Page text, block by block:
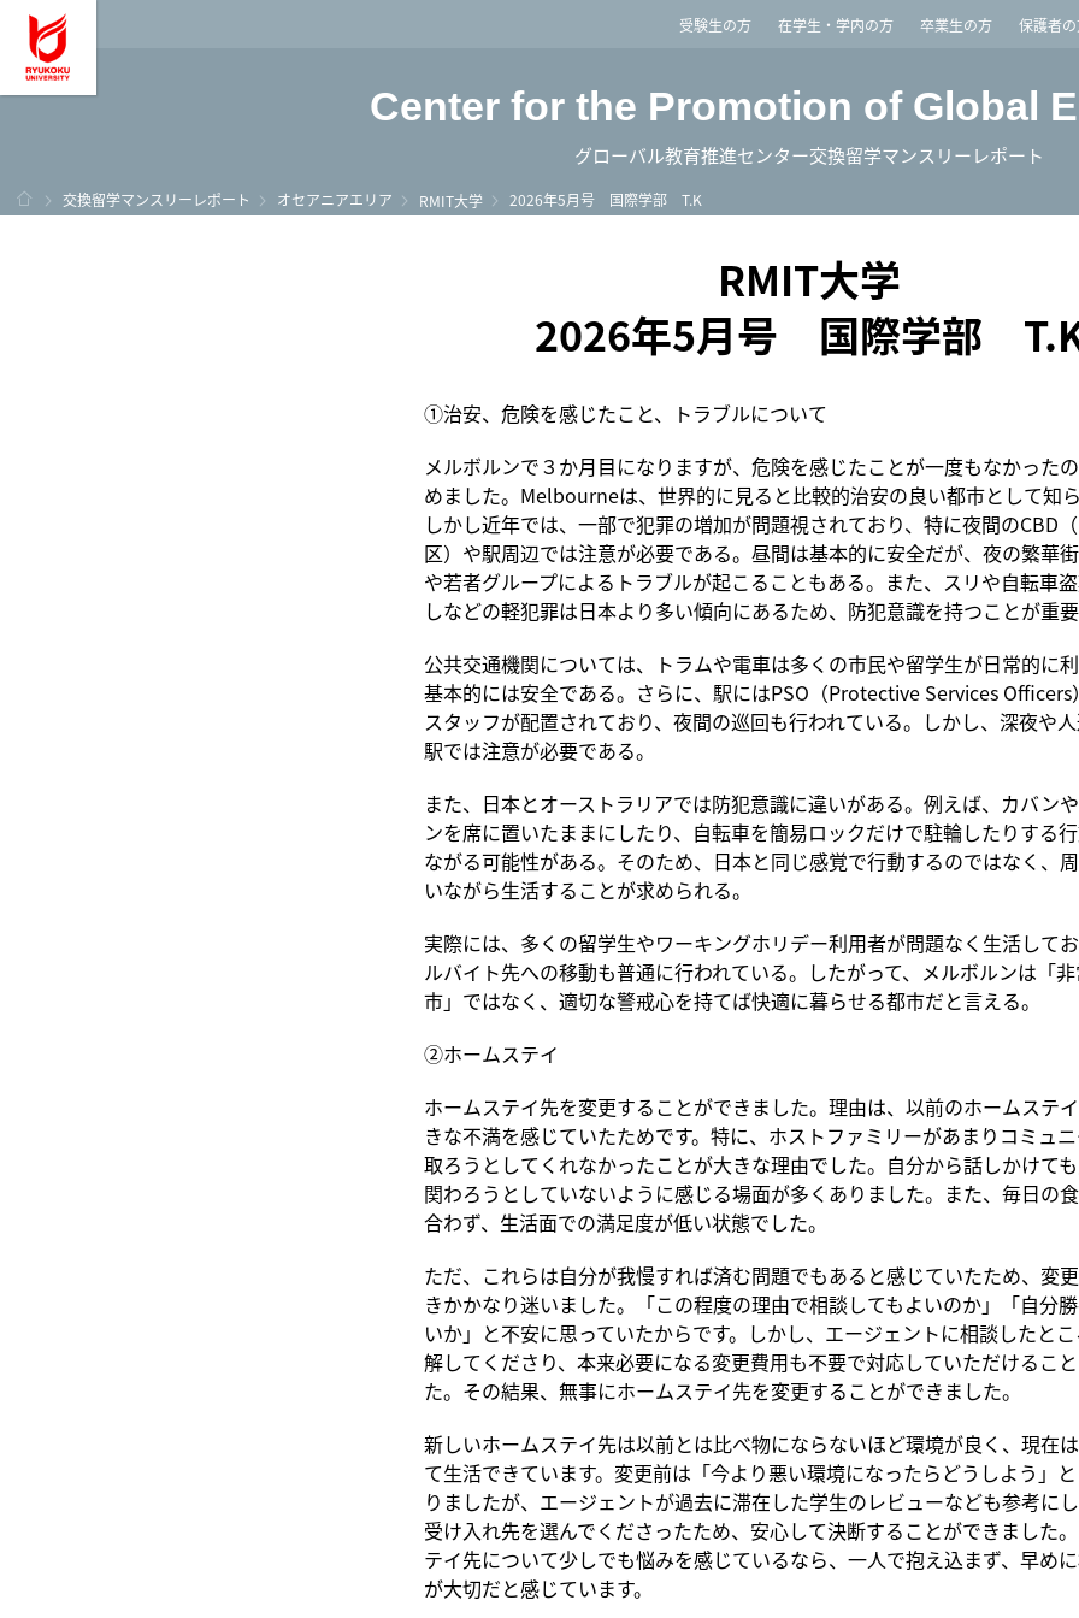
龍谷大学 You, Unlimited受験生の方 在学生・学内の方 卒業生の方 保護者
Center for the Promotion of Global
グローバル教育推進センター交換留学マンスリーレポート
ホーム
交換留学マンスリーレポート オセアニアエリア RMIT大学 2026年5月号 国際学部 T.K
RMIT大学
2026年5月号 国際学部
①治安、危険を感じたこと、トラブルについて
メルボルンで３か月目になりますが、危険を感じたことが一度もなかった
めました。Melbourneは、世界的に見ると比較的治安の良い都市として知
しかし近年では、一部で犯罪の増加が問題視されており、特に夜間のCBD
区）や駅周辺では注意が必要である。昼間は基本的に安全だが、夜の繁華
や若者グループによるトラブルが起こることもある。また、スリや自転車
しなどの軽犯罪は日本より多い傾向にあるため、防犯意識を持つことが重
公共交通機関については、トラムや電車は多くの市民や留学生が日常的に
基本的には安全である。さらに、駅にはPSO（Protective Services Officers
スタッフが配置されており、夜間の巡回も行われている。しかし、深夜や
駅では注意が必要である。
また、日本とオーストラリアでは防犯意識に違いがある。例えば、カバン
ンを席に置いたままにしたり、自転車を簡易ロックだけで駐輪したりする
ながる可能性がある。そのため、日本と同じ感覚で行動するのではなく、
いながら生活することが求められる。
実際には、多くの留学生やワーキングホリデー利用者が問題なく生活して
ルバイト先への移動も普通に行われている。したがって、メルボルンは「
市」ではなく、適切な警戒心を持てば快適に暮らせる都市だと言える。
②ホームステイ
ホームステイ先を変更することができました。理由は、以前のホームステ
きな不満を感じていたためです。特に、ホストファミリーがあまりコミュ
取ろうとしてくれなかったことが大きな理由でした。自分から話しかけて
関わろうとしていないように感じる場面が多くありました。また、毎日の
合わず、生活面での満足度が低い状態でした。
ただ、これらは自分が我慢すれば済む問題でもあると感じていたため、変
きかかなり迷いました。「この程度の理由で相談してもよいのか」「自分
いか」と不安に思っていたからです。しかし、エージェントに相談したと
解してくださり、本来必要になる変更費用も不要で対応していただけるこ
た。その結果、無事にホームステイ先を変更することができました。
新しいホームステイ先は以前とは比べ物にならないほど環境が良く、現在
て生活できています。変更前は「今より悪い環境になったらどうしよう」
りましたが、エージェントが過去に滞在した学生のレビューなども参考に
受け入れ先を選んでくださったため、安心して決断することができました
テイ先について少しでも悩みを感じているなら、一人で抱え込まず、早め
が大切だと感じています。